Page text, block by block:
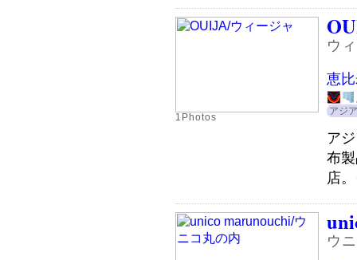
1Photos
ウ
恵
アジ
ア
布
店
ウ